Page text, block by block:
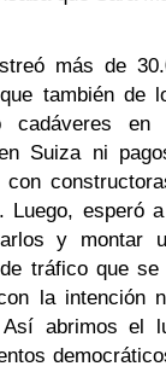
más de
también de
cadáveres
Suiza ni
con
Luego, esperó
y montar
tráfico que
la intención
Así abrimos el